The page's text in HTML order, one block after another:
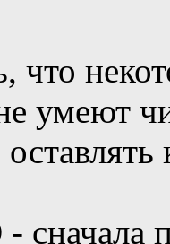
что
умеют
-